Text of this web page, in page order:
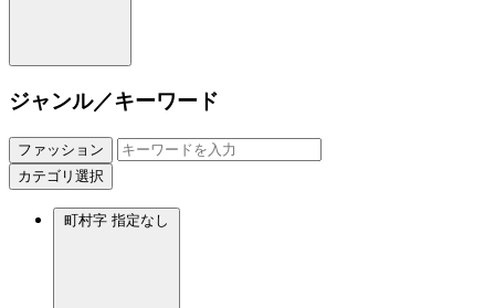
ジャンル／キーワード
ファッション
カテゴリ選択
町村字 指定なし